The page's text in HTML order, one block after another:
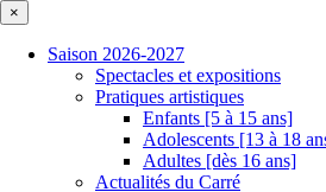
×
Saison 2026-2027
Spectacles et expositions
Pratiques artistiques
Enfants [5 à 15 ans]
Adolescents [13 à 18
Adultes [dès 16 ans]
Actualités du Carré